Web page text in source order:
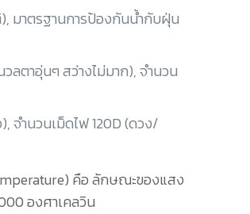
มาตรฐานการป้องกันน้ำกับฝุ่น
ลตาอุ่นๆ สว่างไม่มาก), จำนวน
จำนวนเม็ดไฟ 120D (ดวง/
คือ ลักษณะของแสง
องศาเคลวิน